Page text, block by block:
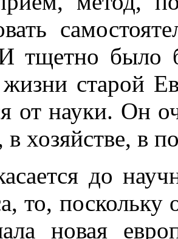
тщетно было
старой
от науки. Он
в хозяйстве, в
до
то,
новая